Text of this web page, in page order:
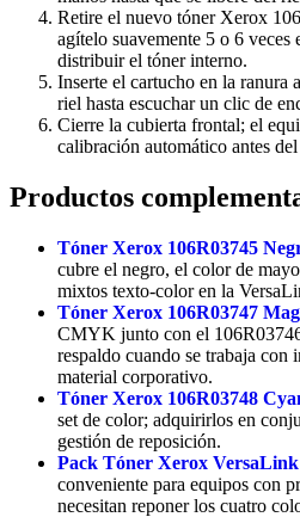
Retire el nuevo tóner Xerox
agítelo suavemente 5 o 6
distribuir el tóner interno.
Inserte el cartucho en la ranura
riel hasta escuchar un clic de
Cierre la cubierta frontal; el
calibración automático antes
Productos
Tóner Xerox 106R03745
cubre el negro, el color de
mixtos texto-color en la
Tóner Xerox 106R03747
CMYK junto con el
respaldo cuando se trabaja con
material corporativo.
Tóner Xerox 106R03748
set de color; adquirirlos en
gestión de reposición.
Pack Tóner Xerox
conveniente para equipos con
necesitan reponer los cuatro